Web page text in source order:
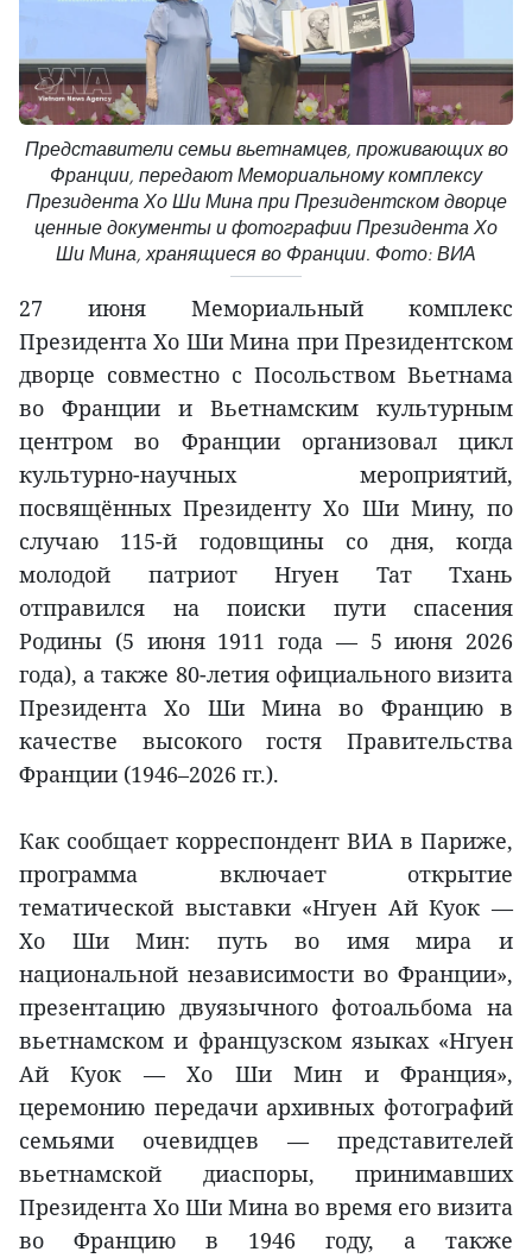
Представители семьи вьетнамцев, проживающих во
Франции, передают Мемориальному комплексу
Президента Хо Ши Мина при Президентском дворце
ценные документы и фотографии Президента Хо
Ши Мина, хранящиеся во Франции. Фото: ВИА
27 июня Мемориальный комплекс
Президента Хо Ши Мина при Президентском
дворце совместно с Посольством Вьетнама
во Франции и Вьетнамским культурным
центром во Франции организовал цикл
культурно-научных мероприятий,
посвящённых Президенту Хо Ши Мину, по
случаю 115-й годовщины со дня, когда
молодой патриот Нгуен Тат Тхань
отправился на поиски пути спасения
Родины (5 июня 1911 года — 5 июня 2026
года), а также 80-летия официального визита
Президента Хо Ши Мина во Францию в
качестве высокого гостя Правительства
Франции (1946–2026 гг.).
Как сообщает корреспондент ВИА в Париже,
программа включает открытие
тематической выставки «Нгуен Ай Куок —
Хо Ши Мин: путь во имя мира и
национальной независимости во Франции»,
презентацию двуязычного фотоальбома на
вьетнамском и французском языках «Нгуен
Ай Куок — Хо Ши Мин и Франция»,
церемонию передачи архивных фотографий
семьями очевидцев — представителей
вьетнамской диаспоры, принимавших
Президента Хо Ши Мина во время его визита
во Францию в 1946 году, а также